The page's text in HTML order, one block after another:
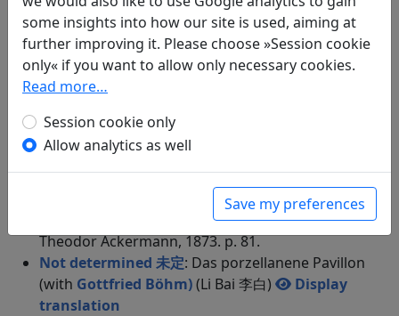
Gottfried Böhm)(Li Bai 李白)
Display
translation
in: Böhm, Gottfried.Chinesische Lieder aus dem
Livre de Jade von Judith Mendes. In das Deutsche
übertragen von Gottfried Böhm
Theodor Ackermann, 1873. p. 123f.
Not determined 未定
Gottfried Böhm)
Display translation
in: Böhm, Gottfried.Chinesische Lieder aus dem
Livre de Jade von Judith Mendes. In das Deutsche
übertragen von Gottfried Böhm. München:
Theodor Ackermann, 1873. p. 81.
Not determined 未定: Das porzellanene Pavillon
(with Gottfried Böhm)(Li Bai 李白)
Display
translation
some insights into how our site is used, aiming at
further improving it. Please choose »Session cookie
only« if you want to allow only necessary cookies.
Read more…
Session cookie only
Allow analytics as well
Save my preferences